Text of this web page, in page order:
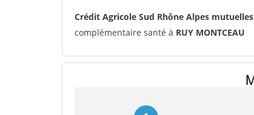
Crédit Agricole Sud Rhône Alpes mutuelles
complémentaire santé à RUY MONTCEAU